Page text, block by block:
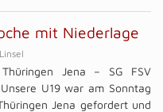
mit Niederlage
Jena – SG FSV
U19 war am Sonntag
Jena gefordert und